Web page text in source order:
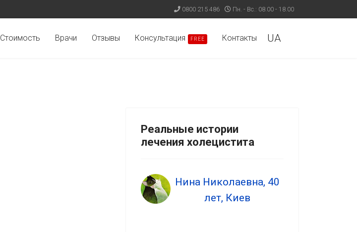
0800 215 486 Пн. - Вс.: 08.00 - 18.00
Стоимость Врачи Отзывы Консультация FREE Контакты UA
Реальные истории
лечения холецистита
Нина Николаевна, 40
лет, Киев